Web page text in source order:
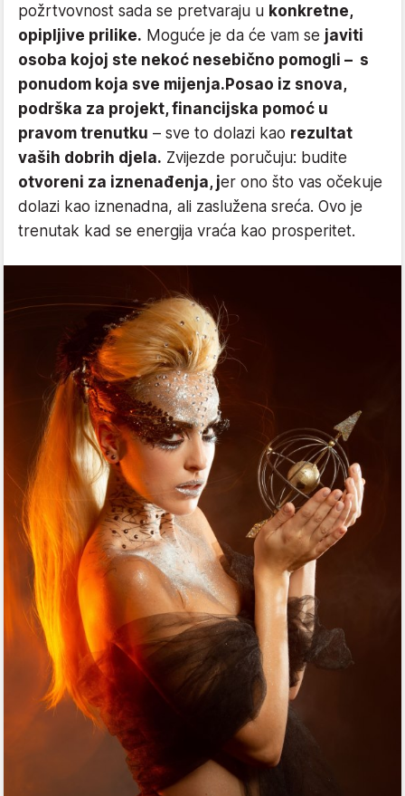
požrtvovnost sada se pretvaraju u konkretne,
opipljive prilike. Moguće je da će vam se javiti
osoba kojoj ste nekoć nesebično pomogli – s
ponudom koja sve mijenja. Posao iz snova,
podrška za projekt, financijska pomoć u
pravom trenutku – sve to dolazi kao rezultat
vaših dobrih djela. Zvijezde poručuju: budite
otvoreni za iznenađenja, jer ono što vas očekuje
dolazi kao iznenadna, ali zaslužena sreća. Ovo je
trenutak kad se energija vraća kao prosperitet.